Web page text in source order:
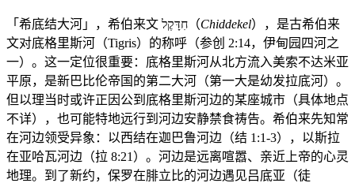
「希底结大河」，希伯来文 חִדָּקֶל（Chiddekel），是古希伯来
文对底格里斯河（Tigris）的称呼（参创 2:14，伊甸园四河之
一）。这一定位很重要：底格里斯河从北方流入美索不达米亚
平原，是新巴比伦帝国的第二大河（第一大是幼发拉底河）。
但以理当时或许正因公到底格里斯河边的某座城市（具体地点
不详），也可能特地远行到河边安静禁食祷告。希伯来先知常
在河边领受异象：以西结在迦巴鲁河边（结 1:1-3），以斯拉
在亚哈瓦河边（拉 8:21）。河边是远离喧嚣、亲近上帝的心灵
地理。到了新约，保罗在腓立比的河边遇见吕底亚（徒